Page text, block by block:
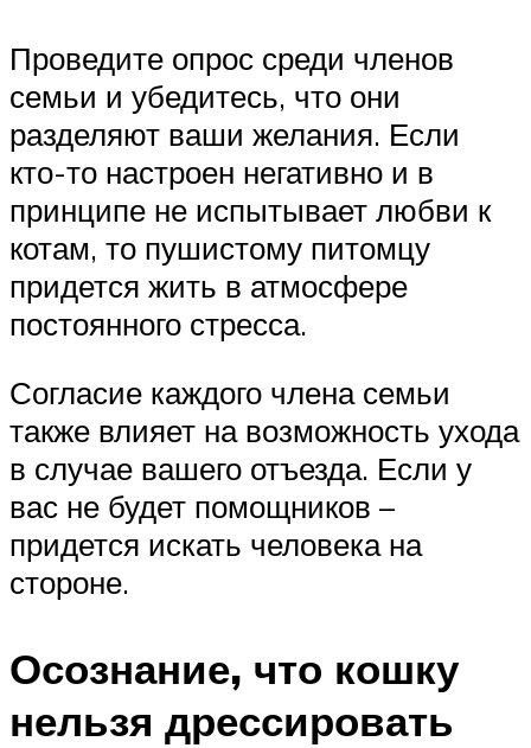
Проведите опрос среди членов
семьи и убедитесь, что они
разделяют ваши желания. Если
кто-то настроен негативно и в
принципе не испытывает любви к
котам, то пушистому питомцу
придется жить в атмосфере
постоянного стресса.
Согласие каждого члена семьи
также влияет на возможность ухода
в случае вашего отъезда. Если у
вас не будет помощников –
придется искать человека на
стороне.
Осознание, что кошку
нельзя дрессировать